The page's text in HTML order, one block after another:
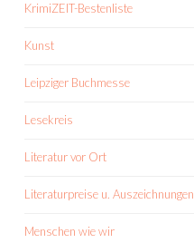
KrimiZEIT-Bestenliste
Kunst
Leipziger Buchmesse
Lesekreis
Literatur vor Ort
Literaturpreise u. Auszeichnungen
Menschen wie wir